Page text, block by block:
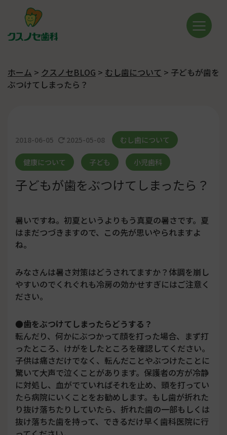
ホーム > クスノセBLOG > むし歯について > 子どもが歯を
ぶつけてしまったら？
2018-06-05 2025-05-08 むし歯について
健康について 子ども 小児歯科
子どもが歯をぶつけてしまったら？
暑いですね。初夏というよりもう真夏の暑さです。夏
はまだつづきますので、この先が思いやられますよ
ね。
みなさんは暑さ対策はどうされてますか？体調を崩し
やすいのでくれぐれも冷房の効かせすぎにはご注意く
ださい。
●歯をぶつけてしまったらどうする？
転んだり、何かにぶつかって顔を打った場合、まず打
ったところ、けがをしたところを確認してください。
子供は痛さだけでなく、転んだことやぶつけたことに
驚いて大声で泣くことがあります。保護者の方が冷静
に対処し、血がでていればそれを止め、頭を打ってい
たら病院にいくことをお勧めします。もし歯が折れた
り抜け落ちたりしていたら、折れた歯の一部もしくは
抜け落ちた歯を持って、できるだけ早く歯科医院に行